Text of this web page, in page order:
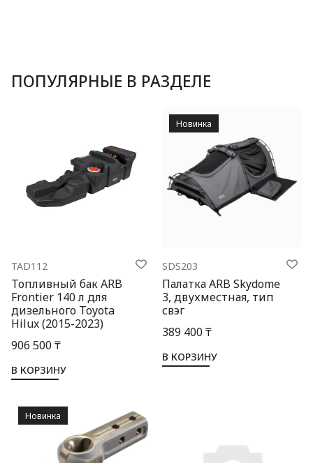
ПОПУЛЯРНЫЕ В РАЗДЕЛЕ
TAD112
Топливный бак ARB
Frontier 140 л для
дизельного Toyota
Hilux (2015-2023)
906 500 ₸
В КОРЗИНУ
SDS203
Палатка ARB Skydome
3, двухместная, тип
свэг
389 400 ₸
В КОРЗИНУ
Новинка
Новинка